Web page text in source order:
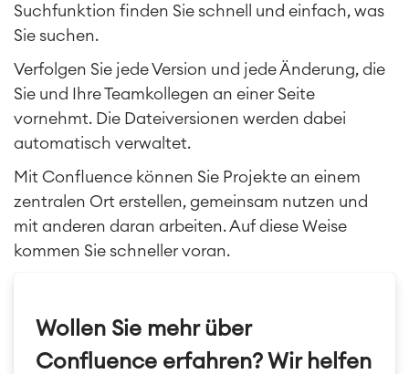
SOLUTIONS
Agile Development
Zusammenarbeit
Meetings
Social Intranet
Virtual Office
PRODUKTE
SERVICES
TEAMS
Suchfunktion finden Sie schnell und einfach, was
Sie suchen.
Verfolgen Sie jede Version und jede Änderung, die
Sie und Ihre Teamkollegen an einer Seite
vornehmt. Die Dateiversionen werden dabei
automatisch verwaltet.
Mit Confluence können Sie Projekte an einem
zentralen Ort erstellen, gemeinsam nutzen und
mit anderen daran arbeiten. Auf diese Weise
kommen Sie schneller voran.
Wollen Sie mehr über
Confluence erfahren? Wir helfen